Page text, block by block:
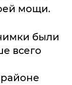
мощи.
были
всего